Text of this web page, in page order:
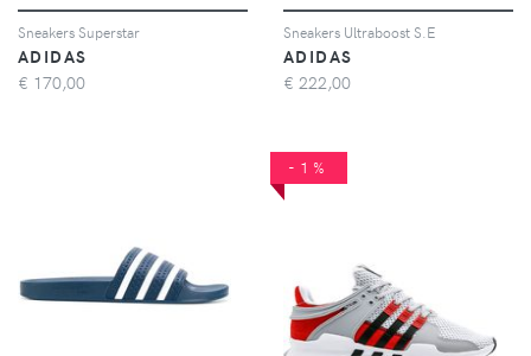
Sneakers Superstar
ADIDAS
€ 170,00
Sneakers Ultraboost S.E
ADIDAS
€ 222,00
-1%